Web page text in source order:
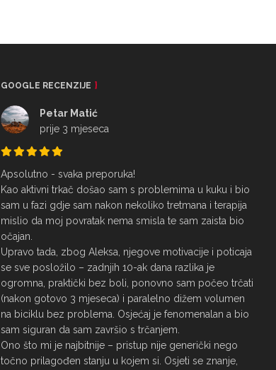
GOOGLE RECENZIJE
Petar Matić
prije 3 mjeseca
Apsolutno - svaka preporuka!
Kao aktivni trkač došao sam s problemima u kuku i bio
sam u fazi gdje sam nakon nekoliko tretmana i terapija
mislio da moj povratak nema smisla te sam zaista bio
očajan.
Upravo tada, zbog Aleksa, njegove motivacije i poticaja
se sve posložilo – zadnjih 10-ak dana razlika je
ogromna, praktički bez boli, ponovno sam počeo trčati
(nakon gotovo 3 mjeseca) i paralelno dižem volumen
na biciklu bez problema. Osjećaj je fenomenalan a bio
sam siguran da sam završio s trčanjem.
Ono što mi je najbitnije – pristup nije generički nego
točno prilagođen stanju u kojem si. Osjeti se znanje,